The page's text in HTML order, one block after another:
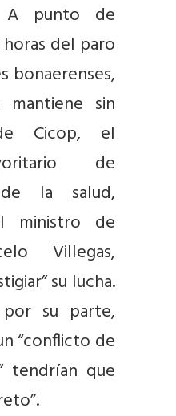
A punto de
del paro
bonaerenses,
sin
Cicop, el
de
de la salud,
ministro de
Villegas,
su lucha.
su parte,
“conflicto de
tendrían que